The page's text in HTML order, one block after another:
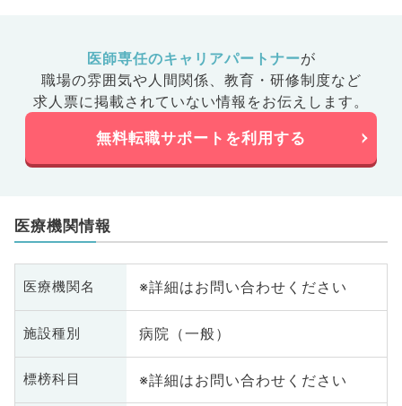
医師専任のキャリアパートナーが
職場の雰囲気や人間関係、 教育・研修制度など
求人票に掲載されていない情報をお伝えします。
無料転職サポートを利用する
医療機関情報
医療機関名 ※詳細はお問い合わせください
施設種別 病院（一般）
標榜科目 ※詳細はお問い合わせください